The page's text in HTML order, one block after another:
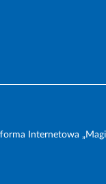
Internetowa